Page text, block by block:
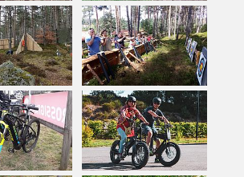
, en vacances.